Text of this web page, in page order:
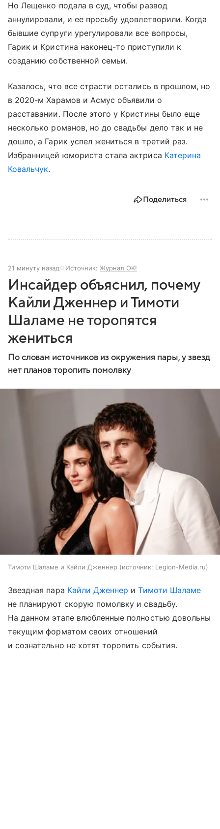
Но Лещенко подала в суд, чтобы развод
аннулировали, и ее просьбу удовлетворили. Когда
бывшие супруги урегулировали все вопросы,
Гарик и Кристина наконец-то приступили к
созданию собственной семьи.
Казалось, что все страсти остались в прошлом, но
в 2020-м Харамов и Асмус объявили о
расставании. После этого у Кристины было еще
несколько романов, но до свадьбы дело так и не
дошло, а Гарик успел жениться в третий раз.
Избранницей юмориста стала актриса Катерина
Ковальчук.
Поделиться
21 минуту назад Источник: Журнал OK!
Инсайдер объяснил, почему
Кайли Дженнер и Тимоти
Шаламе не торопятся
жениться
По словам источников из окружения пары, у звезд
нет планов торопить помолвку
Тимоти Шаламе и Кайли Дженнер источник: Legion-Media.ru
Звездная пара Кайли Дженнер иТимоти Шаламе
не планируют скорую помолвку и свадьбу.
На данном этапе влюбленные полностью довольны
текущим форматом своих отношений
и сознательно не хотят торопить события.